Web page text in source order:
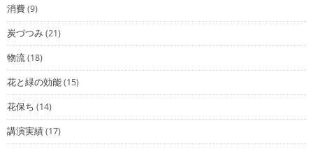
消費(9)
炭づつみ(21)
物流(18)
花と緑の効能(15)
花保ち (14)
講演実績(17)